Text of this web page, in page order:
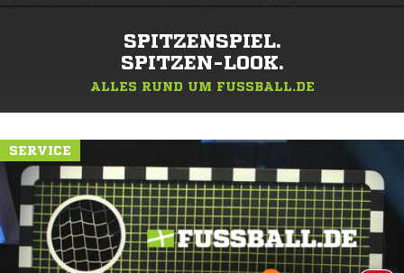
SPITZENSPIEL.
SPITZEN-LOOK.
ALLES RUND UM FUSSBALL.DE
SERVICE